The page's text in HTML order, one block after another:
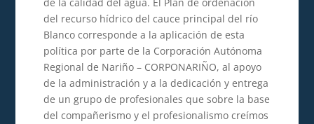
del recurso hídrico del cauce principal del río
Blanco corresponde a la aplicación de esta
política por parte de la Corporación Autónoma
Regional de Nariño – CORPONARIÑO, al apoyo
de la administración y a la dedicación y entrega
de un grupo de profesionales que sobre la base
del compañerismo y el profesionalismo creímos